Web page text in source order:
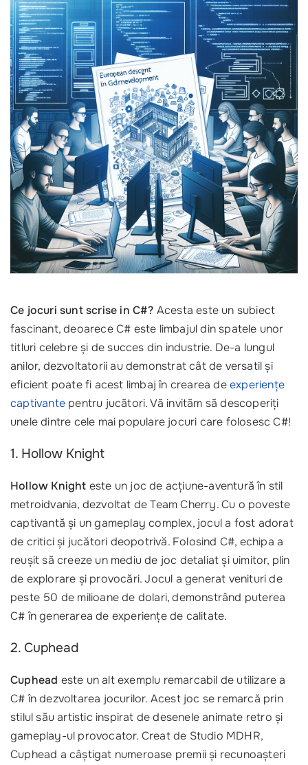
Ce jocuri sunt scrise in C#? Acesta este un subiect
fascinant, deoarece C# este limbajul din spatele unor
titluri celebre și de succes din industrie. De-a lungul
anilor, dezvoltatorii au demonstrat cât de versatil și
eficient poate fi acest limbaj în crearea deexperiențe
captivante pentru jucători. Vă invităm să descoperiți
unele dintre cele mai populare jocuri care folosesc C#!
1. Hollow Knight
Hollow Knight este un joc de acțiune-aventură în stil
metroidvania, dezvoltat de Team Cherry. Cu o poveste
captivantă și un gameplay complex, jocul a fost adorat
de critici și jucători deopotrivă. Folosind C#, echipa a
reușit să creeze un mediu de joc detaliat și uimitor, plin
de explorare și provocări. Jocul a generat venituri de
peste 50 de milioane de dolari, demonstrând puterea
C# în generarea de experiențe de calitate.
2. Cuphead
Cuphead este un alt exemplu remarcabil de utilizare a
C# în dezvoltarea jocurilor. Acest joc se remarcă prin
stilul său artistic inspirat de desenele animate retro și
gameplay-ul provocator. Creat de Studio MDHR,
Cuphead a câștigat numeroase premii și recunoașteri